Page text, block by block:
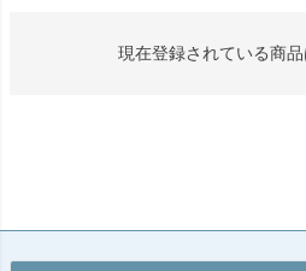
現在登録されている商品